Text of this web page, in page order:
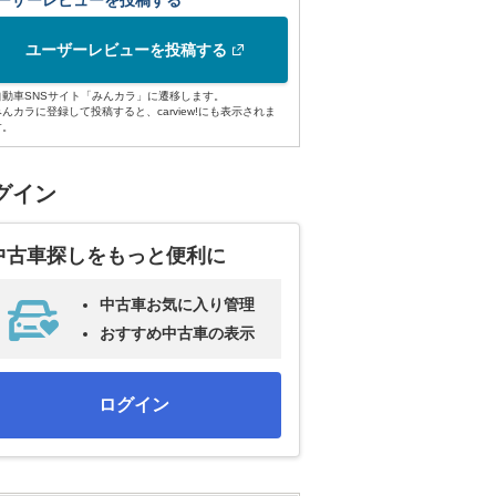
ユーザーレビューを投稿する
車SNSサイト「みんカラ」に遷移します。
んカラに登録して投稿すると、carview!にも表示されま
イン
古車探しをもっと便利に
中古車お気に入り管理
おすすめ中古車の表示
ログイン